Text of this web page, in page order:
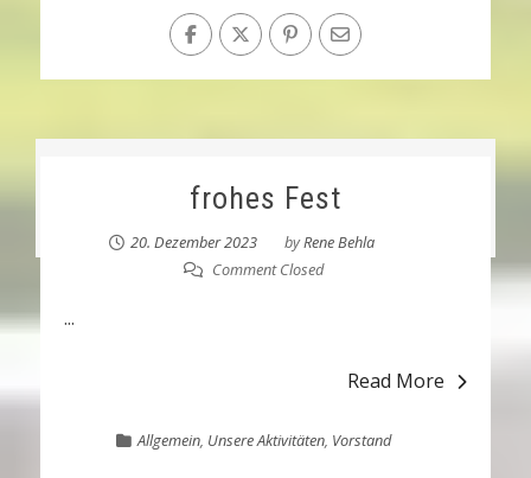
frohes Fest
20. Dezember 2023 byRene Behla
Comment Closed
...
Read More
Allgemein, Unsere Aktivitäten, Vorstand